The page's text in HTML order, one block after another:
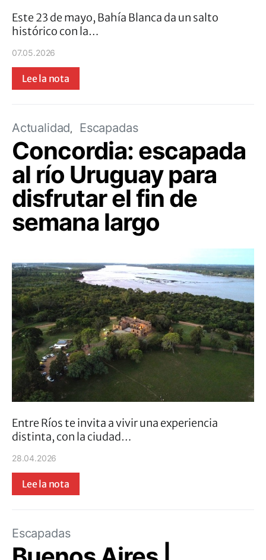
Este 23 de mayo, Bahía Blanca da un salto
histórico con la…
07.05.2026
Lee la nota
Actualidad Escapadas
Concordia: escapada
al río Uruguay para
disfrutar el fin de
semana largo
Entre Ríos te invita a vivir una experiencia
distinta, con la ciudad…
28.04.2026
Lee la nota
Escapadas